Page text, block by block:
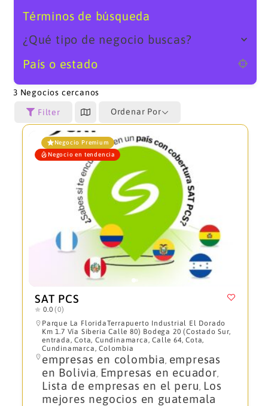
Términos de búsqueda
¿Qué tipo de negocio buscas?
País o estado
3 Negocios cercanos
Filter Ordenar Por
Negocio Premium
Negocio en tendencia
SAT PCS
0.0 (0)
Parque La FloridaTerrapuerto Industrial El Dorado
Km 1.7 Vía Siberia Calle 80) Bodega 20 (Costado Sur,
entrada, Cota, Cundinamarca, Calle 64, Cota,
Cundinamarca, Colombia
empresas en colombia, empresas
en Bolivia, Empresas en ecuador,
Lista de empresas en el peru, Los
mejores negocios en guatemala